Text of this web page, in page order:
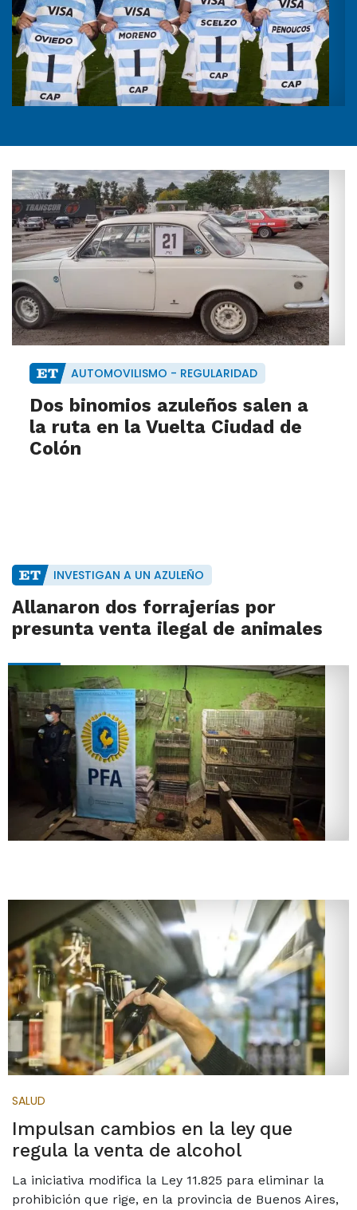
AUTOMOVILISMO - REGULARIDAD
Dos binomios azuleños salen a
la ruta en la Vuelta Ciudad de
Colón
INVESTIGAN A UN AZULEÑO
Allanaron dos forrajerías por
presunta venta ilegal de animales
SALUD
Impulsan cambios en la ley que
regula la venta de alcohol
La iniciativa modifica la Ley 11.825 para eliminar la
prohibición que rige, en la provincia de Buenos Aires,